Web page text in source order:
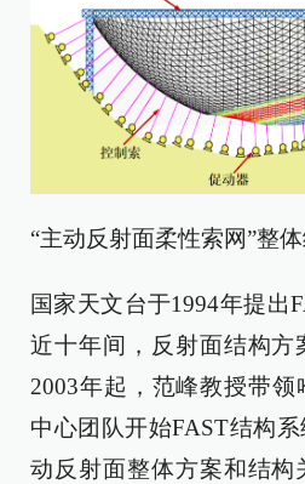
“主动反射面柔性索网”整
国家天文台于1994年提出
近十年间，反射面结构方
2003年起，范峰教授带
中心团队开始FAST结构
动反射面整体方案和结构